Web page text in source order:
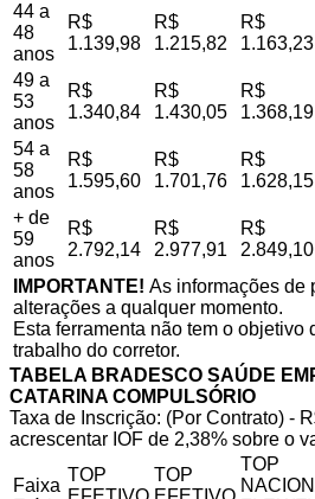
44 a
48
anos
R$
1.139,98
R$
1.215,82
R$
1.163,23
49 a
53
anos
R$
1.340,84
R$
1.430,05
R$
1.368,19
54 a
58
anos
R$
1.595,60
R$
1.701,76
R$
1.628,15
+ de
59
anos
R$
2.792,14
R$
2.977,91
R$
2.849,10
IMPORTANTE! As informações de
alterações a qualquer momento.
Esta ferramenta não tem o
trabalho do corretor.
TABELA BRADESCO SAÚDE
CATARINA COMPULSÓRIO
Taxa de Inscrição: (Por Contrato) -
acrescentar IOF de 2,38% sobre o
Faixa
TOP
TOP
TOP